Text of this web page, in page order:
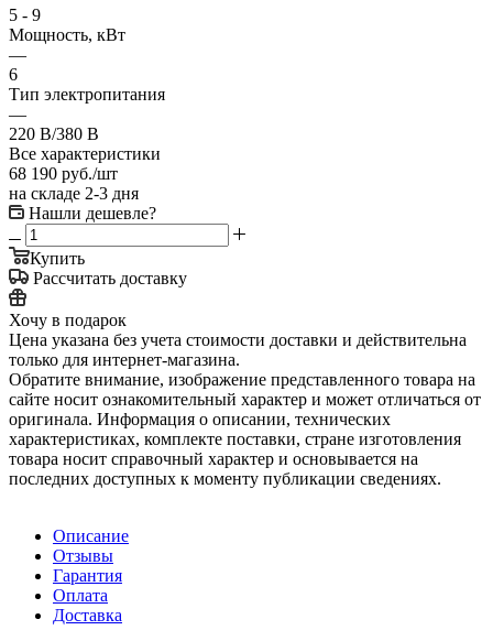
5 - 9
Мощность, кВт
—
6
Тип электропитания
—
220 В/380 В
Все характеристики
68 190 руб./шт
на складе 2-3 дня
Нашли дешевле?
Купить
Рассчитать доставку
Хочу в подарок
Цена указана без учета стоимости доставки и действительна
только для интернет-магазина.
Обратите внимание, изображение представленного товара на
сайте носит ознакомительный характер и может отличаться от
оригинала. Информация о описании, технических
характеристиках, комплекте поставки, стране изготовления
товара носит справочный характер и основывается на
последних доступных к моменту публикации сведениях.
Описание
Отзывы
Гарантия
Оплата
Доставка